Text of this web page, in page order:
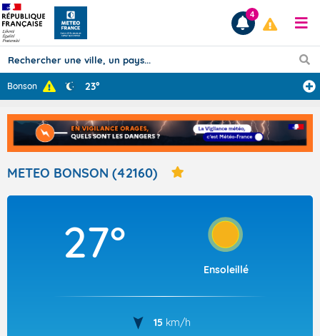
Prévisions
TOUS LES RÉSULTATS
Articles
4
Bonson 23°
METEO BONSON (42160)
27°
Ensoleillé
15 km/h